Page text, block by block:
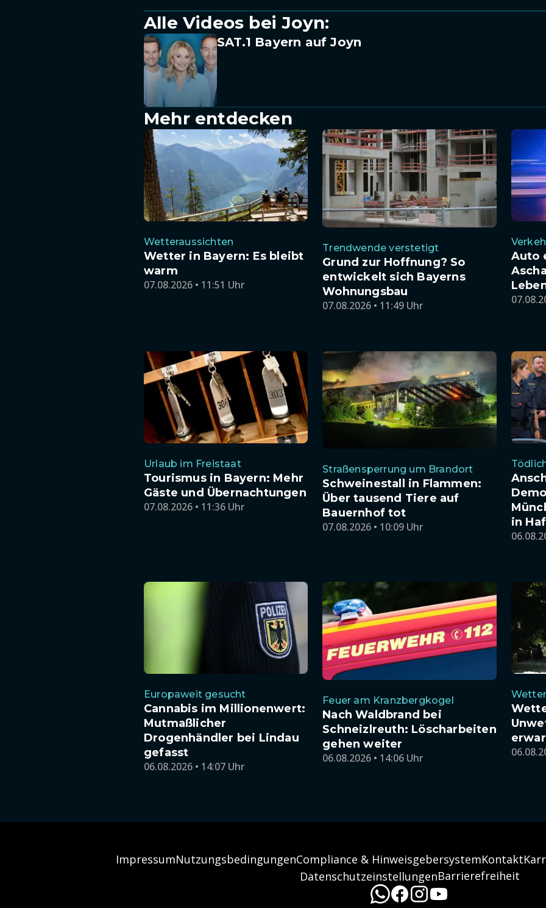
Alle Videos bei Joyn:
SAT.1 Bayern auf Joyn
Mehr entdecken
Wetteraussichten
Wetter in Bayern: Es bleibt
warm
07.08.2026 • 11:51 Uhr
Trendwende verstetigt
Grund zur Hoffnung? So
entwickelt sich Bayerns
Wohnungsbau
07.08.2026 • 11:49 Uhr
Auto
Urlaub im Freistaat
Tourismus in Bayern: Mehr
Gäste und Übernachtungen
07.08.2026 • 11:36 Uhr
Straßensperrung um Brandort
Schweinestall in Flammen:
Über tausend Tiere auf
Bauernhof tot
07.08.2026 • 10:09 Uhr
in
Europaweit gesucht
Cannabis im Millionenwert:
Mutmaßlicher
Drogenhändler bei Lindau
gefasst
06.08.2026 • 14:07 Uhr
Feuer am Kranzbergkogel
Nach Waldbrand bei
Schneizlreuth: Löscharbeiten
gehen weiter
06.08.2026 • 14:06 Uhr
ImpressumNutzungsbedingungenCompliance & HinweisgebersystemKontakt
DatenschutzeinstellungenBarrierefreiheit